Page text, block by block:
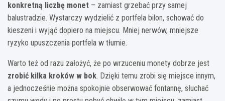
konkretną liczbę monet – zamiast grzebać przy samej
balustradzie. Wystarczy wydzielić z portfela bilon, schować do
kieszeni i wyjąć dopiero na miejscu. Mniej nerwów, mniejsze
ryzyko upuszczenia portfela w tłumie.
Warto też od razu założyć, że po wrzuceniu monety dobrze jest
zrobić kilka kroków w bok. Dzięki temu zrobi się miejsce innym,
a jednocześnie można spokojnie obserwować fontannę, słuchać